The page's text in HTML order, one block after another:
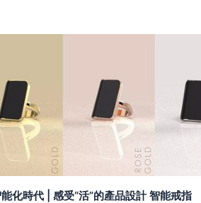
化時代 | 感受“活”的產品設計 智能戒指